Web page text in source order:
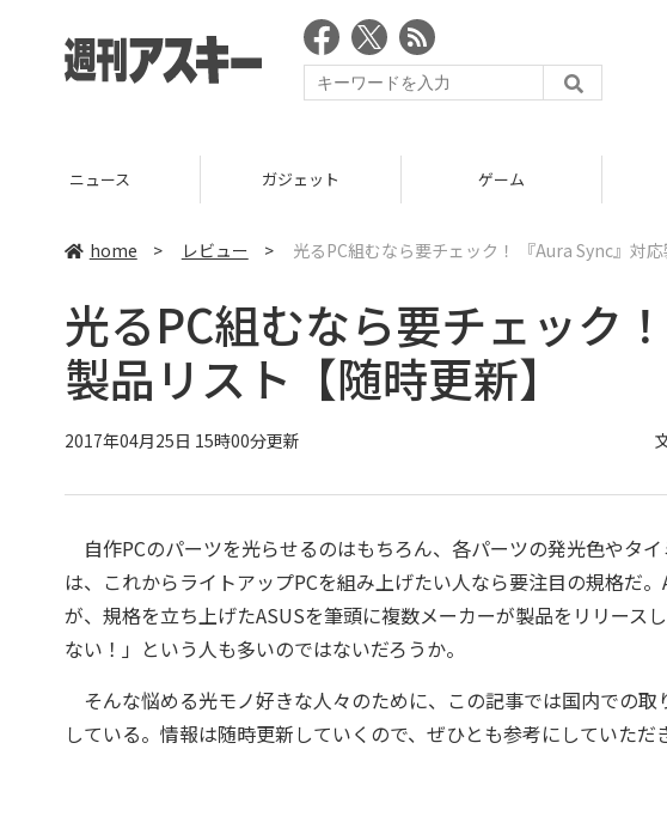
ニュース ガジェット ゲーム
home > レビュー > 光るPC組むなら要チェック！ 『Aura Sync』対応
光るPC組むなら要チェック
製品リスト【随時更新】
2017年04月25日 15時00分更新
自作PCのパーツを光らせるのはもちろん、各パーツの発光色やタ
は、これからライトアップPCを組み上げたい人なら要注目の規格だ
が、規格を立ち上げたASUSを筆頭に複数メーカーが製品をリリース
ない！」という人も多いのではないだろうか。
そんな悩める光モノ好きな人々のために、この記事では国内での
している。情報は随時更新していくので、ぜひとも参考にしていただ